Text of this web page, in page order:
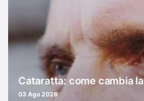
Cataratta: come cambia
03 Ago 2026